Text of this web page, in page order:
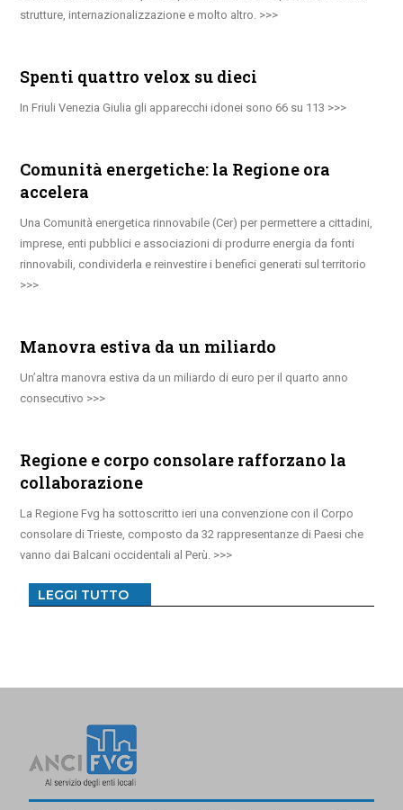
strutture, internazionalizzazione e molto altro.
Spenti quattro velox su dieci
In Friuli Venezia Giulia gli apparecchi idonei sono 66 su 113
Comunità energetiche: la Regione ora
accelera
Una Comunità energetica rinnovabile (Cer) per permettere a cittadini,
imprese, enti pubblici e associazioni di produrre energia da fonti
rinnovabili, condividerla e reinvestire i benefici generati sul territorio
Manovra estiva da un miliardo
Un’altra manovra estiva da un miliardo di euro per il quarto anno
consecutivo
Regione e corpo consolare rafforzano la
collaborazione
La Regione Fvg ha sottoscritto ieri una convenzione con il Corpo
consolare di Trieste, composto da 32 rappresentanze di Paesi che
vanno dai Balcani occidentali al Perù.
LEGGI TUTTO